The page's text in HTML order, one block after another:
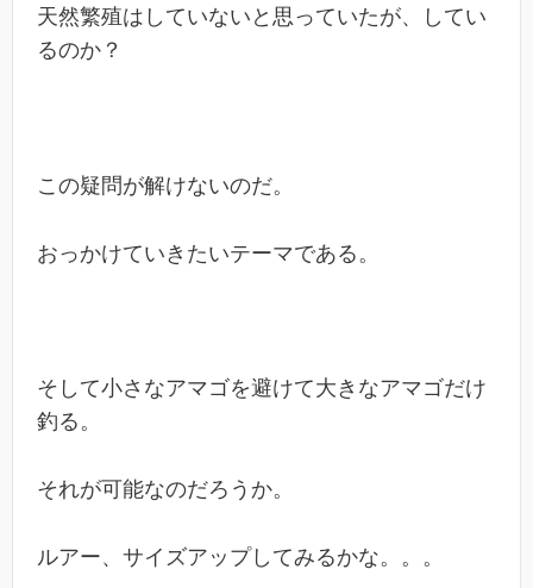
天然繁殖はしていないと思っていたが、してい
るのか？
この疑問が解けないのだ。
おっかけていきたいテーマである。
そして小さなアマゴを避けて大きなアマゴだけ
釣る。
それが可能なのだろうか。
ルアー、サイズアップしてみるかな。。。